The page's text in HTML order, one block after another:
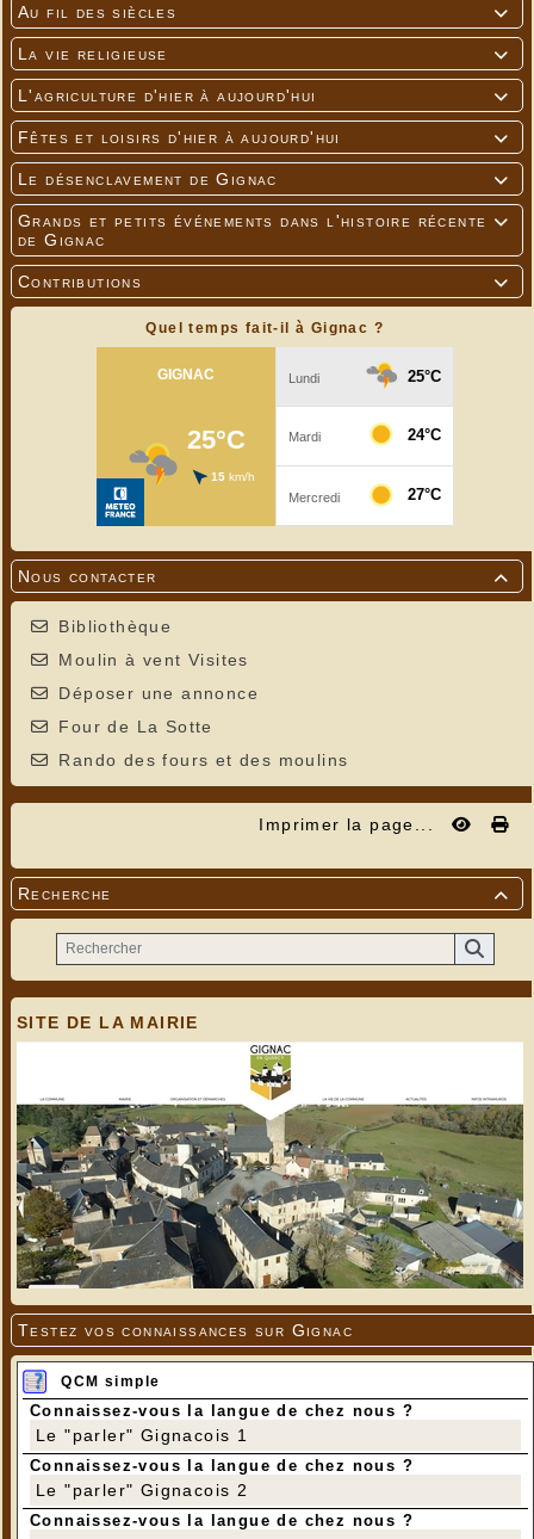

Au fil des siècles

La vie religieuse

L'agriculture d'hier à aujourd'hui

Fêtes et loisirs d'hier à aujourd'hui

Le désenclavement de Gignac

Grands et petits événements dans l'histoire récente
de Gignac

Contributions
Quel temps fait-il à Gignac ?

Nous contacter
Bibliothèque
Moulin à vent Visites
Déposer une annonce
Four de La Sotte
Rando des fours et des moulins
Imprimer la page...

Recherche
SITE DE LA MAIRIE
Testez vos connaissances sur Gignac
QCM simple
Connaissez-vous la langue de chez nous ?
Le "parler" Gignacois 1
Connaissez-vous la langue de chez nous ?
Le "parler" Gignacois 2
Connaissez-vous la langue de chez nous ?